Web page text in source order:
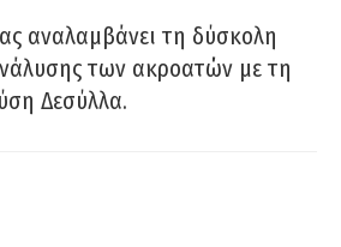
αναλαμβάνει τη δύσκολη
των ακροατών με τη
Δεσύλλα.